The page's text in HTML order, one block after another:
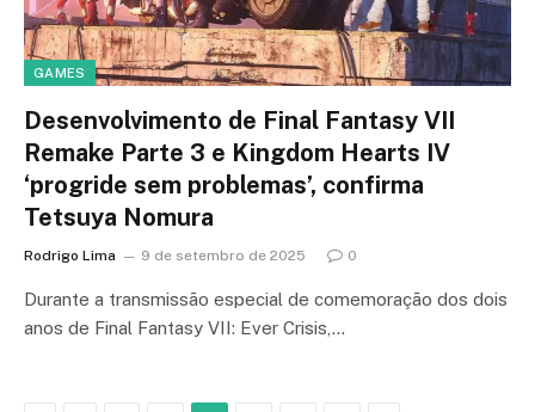
GAMES
Desenvolvimento de Final Fantasy VII
Remake Parte 3 e Kingdom Hearts IV
‘progride sem problemas’, confirma
Tetsuya Nomura
Rodrigo Lima 9 de setembro de 2025 0
Durante a transmissão especial de comemoração dos dois
anos de Final Fantasy VII: Ever Crisis,…